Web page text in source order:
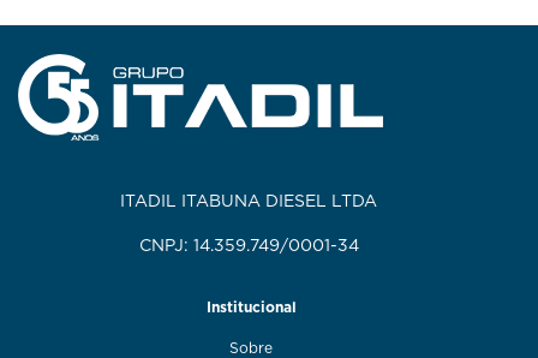
ITADIL ITABUNA DIESEL LTDA
CNPJ: 14.359.749/0001-34
Institucional
Sobre